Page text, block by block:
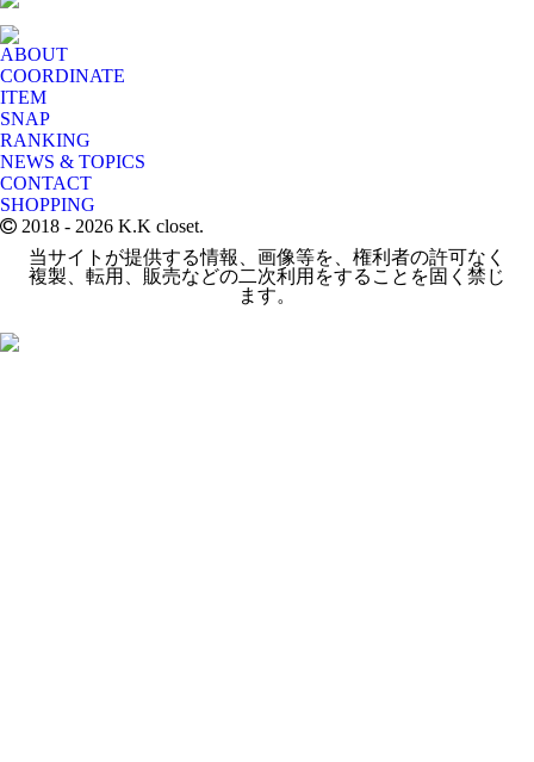
ABOUT
COORDINATE
ITEM
SNAP
RANKING
NEWS & TOPICS
CONTACT
SHOPPING
2018 - 2026 K.K closet.
当サイトが提供する情報、画像等を、権利者の許可なく
複製、転用、販売などの二次利用をすることを固く禁じ
ます。